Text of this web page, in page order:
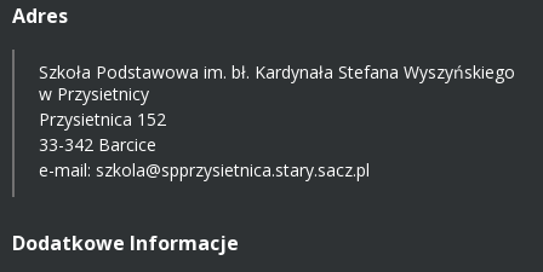
Adres
Szkoła Podstawowa im. bł. Kardynała Stefana Wyszyńskiego
w Przysietnicy
Przysietnica 152
33-342 Barcice
e-mail: szkola@spprzysietnica.stary.sacz.pl
Dodatkowe Informacje